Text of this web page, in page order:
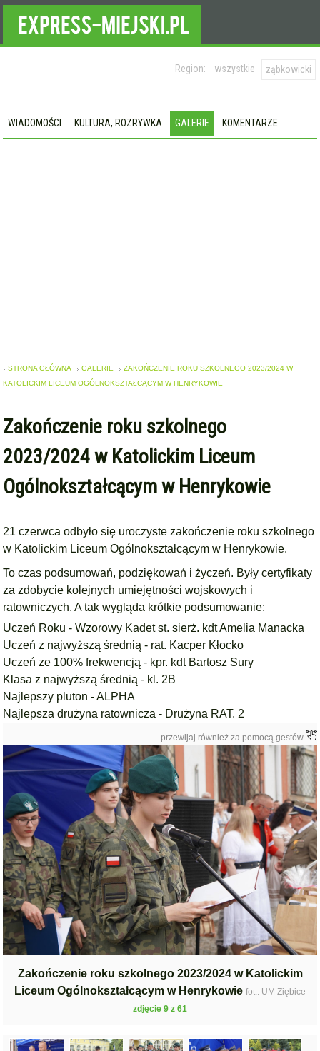
Region: wszystkie ząbkowicki
WIADOMOŚCI KULTURA, ROZRYWKA GALERIE KOMENTARZE
STRONA GŁÓWNA GALERIE
ZAKOŃCZENIE ROKU SZKOLNEGO 2023/2024 W
KATOLICKIM LICEUM OGÓLNOKSZTAŁCĄCYM W HENRYKOWIE
Zakończenie roku szkolnego
2023/2024 w Katolickim Liceum
Ogólnokształcącym w Henrykowie
21 czerwca odbyło się uroczyste zakończenie roku szkolnego
w Katolickim Liceum Ogólnokształcącym w Henrykowie.
To czas podsumowań, podziękowań i życzeń. Były certyfikaty
za zdobycie kolejnych umiejętności wojskowych i
ratowniczych. A tak wygląda krótkie podsumowanie:
Uczeń Roku - Wzorowy Kadet st. sierż. kdt Amelia Manacka
Uczeń z najwyższą średnią - rat. Kacper Kłocko
Uczeń ze 100% frekwencją - kpr. kdt Bartosz Sury
Klasa z najwyższą średnią - kl. 2B
Najlepszy pluton - ALPHA
Najlepsza drużyna ratownicza - Drużyna RAT. 2
przewijaj również za pomocą gestów
Zakończenie roku szkolnego 2023/2024 w Katolickim
Liceum Ogólnokształcącym w Henrykowie fot.: UM Ziębice
zdjęcie 9 z 61